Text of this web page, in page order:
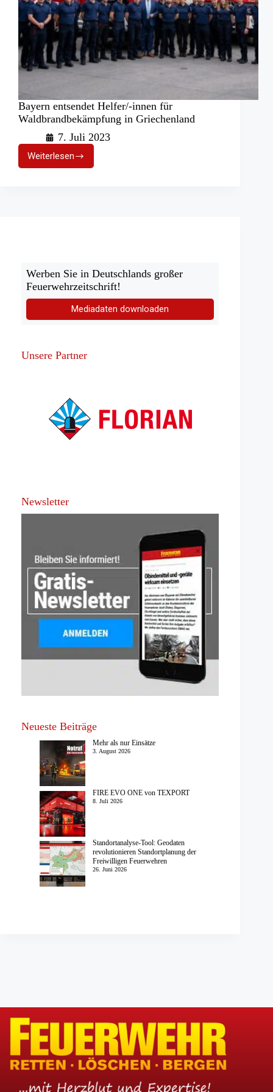
Bayern entsendet Helfer/-innen für
Waldbrandbekämpfung in Griechenland
7. Juli 2023
Weiterlesen
Bayern
entsendet
Werben Sie in Deutschlands großer
Feuerwehrzeitschrift!
Mediadaten downloaden
Unsere Partner
Newsletter
Neueste Beiträge
Mehr als nur Einsätze
3. August 2026
FIRE EVO ONE von TEXPORT
8. Juli 2026
Standortanalyse-Tool: Geodaten
revolutionieren Standortplanung der
Freiwilligen Feuerwehren
26. Juni 2026